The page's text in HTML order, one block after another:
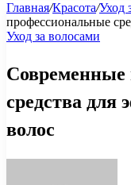
Главная/Красота/Уход
профессиональные
Уход за волосами
Современные
средства для
волос